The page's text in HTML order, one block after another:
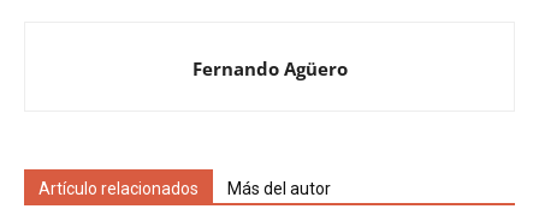
Fernando Agüero
Artículo relacionados Más del autor